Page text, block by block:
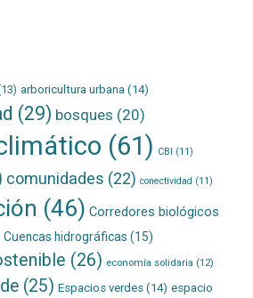
arboricultura urbana (14)
(29) bosques (20)
(61) CBI (11)
comunidades (22) conectividad (11)
(46) Corredores biológicos
Cuencas hidrográficas (15)
(26) economía solidaria (12)
(25) Espacios verdes(14) espacio